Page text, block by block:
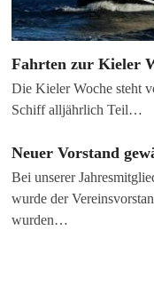
Fahrten zur Kieler
Die Kieler Woche steht
Schiff alljährlich Teil…
Neuer Vorstand
Bei unserer
wurde der
wurden…